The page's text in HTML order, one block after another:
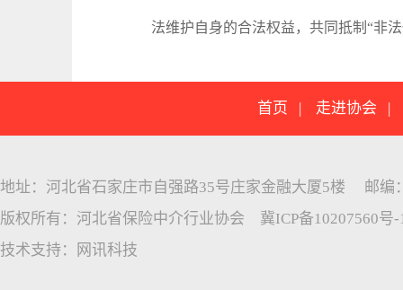
法维护自身的合法权益，共同抵制“非
首页 | 走进协会
地址：河北省石家庄市自强路35号庄家金融大厦5楼 邮编
版权所有：河北省保险中介行业协会 冀ICP备10207560号-
技术支持：
网讯科技